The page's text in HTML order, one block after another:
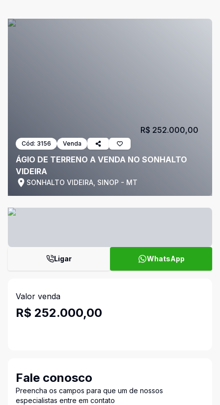
Cód: 3156 Venda
ÁGIO DE TERRENO A VENDA NO SONHALTO
VIDEIRA
SONHALTO VIDEIRA, SINOP - MT
R$ 252.000,00
Ligar WhatsApp
Valor venda
R$ 252.000,00
Fale conosco
Preencha os campos para que um de nossos
especialistas entre em contato